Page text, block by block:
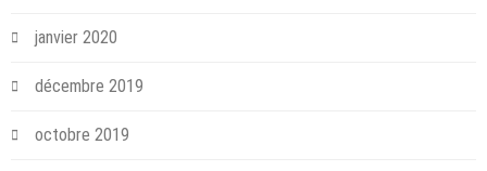
janvier 2020
décembre 2019
octobre 2019